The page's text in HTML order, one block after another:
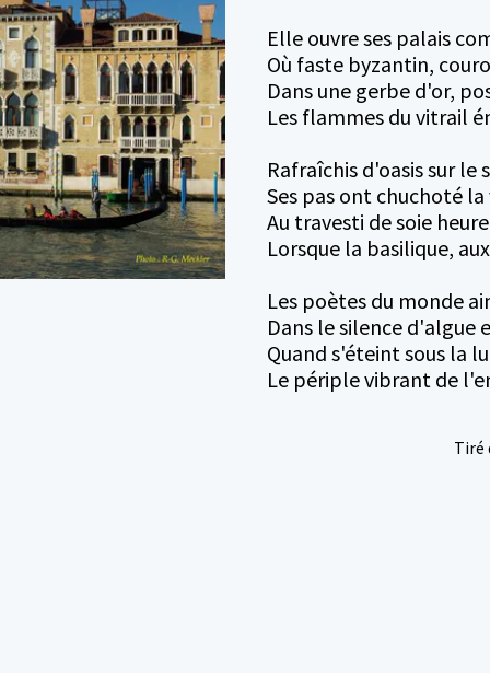
Elle ouvre ses palais
Où faste byzantin,
Dans une gerbe d'or,
Les flammes du vitrail
Rafraîchis d'oasis sur le
Ses pas ont chuchoté
Au travesti de soie
Lorsque la basilique,
Les poètes du monde
Dans le silence d'algue
Quand s'éteint sous la
Le périple vibrant de
Tiré du